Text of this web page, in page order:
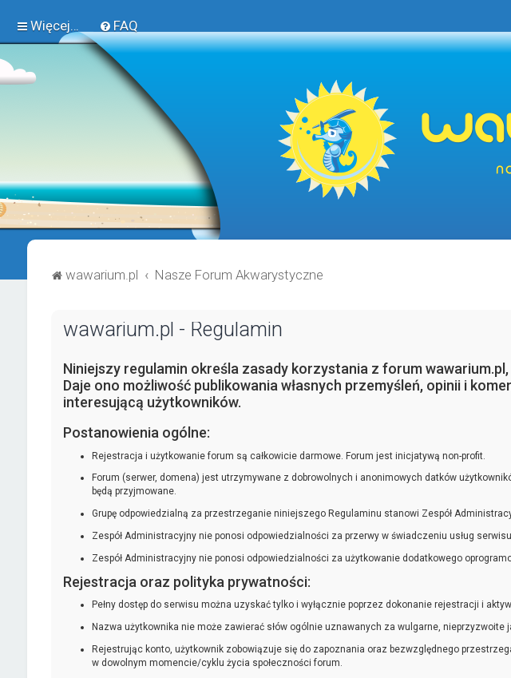
Więcej… FAQ
wawarium.pl Nasze Forum Akwarystyczne
wawarium.pl - Regulamin
Niniejszy regulamin określa zasady korzystania z forum
Daje ono możliwość publikowania własnych przemyśleń, opinii i
interesującą użytkowników.
Postanowienia ogólne:
Rejestracja i użytkowanie forum są całkowicie darmowe. Forum jest inicjatywą non-profit.
Forum (serwer, domena) jest utrzymywane z dobrowolnych i anonimowych datków
będą przyjmowane.
Grupę odpowiedzialną za przestrzeganie niniejszego Regulaminu stanowi Zespół
Zespół Administracyjny nie ponosi odpowiedzialności za przerwy w świadczeniu usług
Zespół Administracyjny nie ponosi odpowiedzialności za użytkowanie dodatkowego
Rejestracja oraz polityka prywatności:
Pełny dostęp do serwisu można uzyskać tylko i wyłącznie poprzez dokonanie rejestracji i
Nazwa użytkownika nie może zawierać słów ogólnie uznawanych za wulgarne,
Rejestrując konto, użytkownik zobowiązuje się do zapoznania oraz bezwzględnego
w dowolnym momencie/cyklu życia społeczności forum.